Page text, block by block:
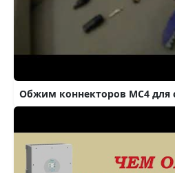
Обжим коннекторов MC4 для